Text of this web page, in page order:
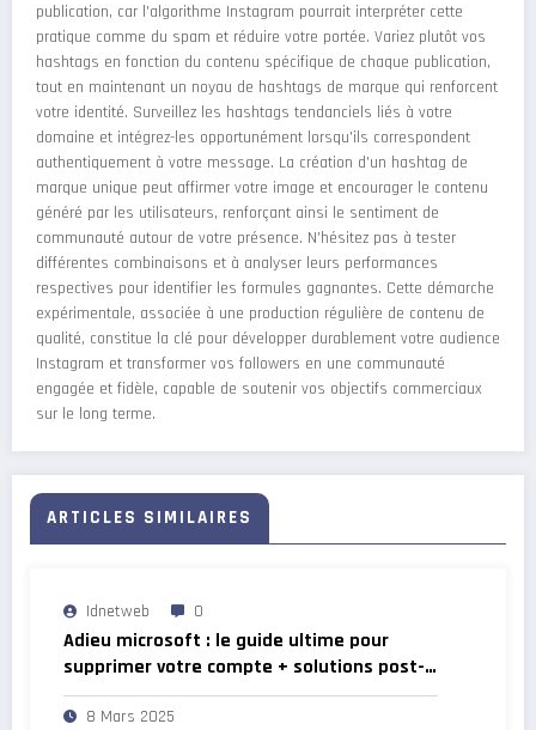
publication, car l'algorithme Instagram pourrait interpréter cette
pratique comme du spam et réduire votre portée. Variez plutôt vos
hashtags en fonction du contenu spécifique de chaque publication,
tout en maintenant un noyau de hashtags de marque qui renforcent
votre identité. Surveillez les hashtags tendanciels liés à votre
domaine et intégrez-les opportunément lorsqu'ils correspondent
authentiquement à votre message. La création d'un hashtag de
marque unique peut affirmer votre image et encourager le contenu
généré par les utilisateurs, renforçant ainsi le sentiment de
communauté autour de votre présence. N'hésitez pas à tester
différentes combinaisons et à analyser leurs performances
respectives pour identifier les formules gagnantes. Cette démarche
expérimentale, associée à une production régulière de contenu de
qualité, constitue la clé pour développer durablement votre audience
Instagram et transformer vos followers en une communauté
engagée et fidèle, capable de soutenir vos objectifs commerciaux
sur le long terme.
ARTICLES SIMILAIRES
Idnetweb 0
Adieu microsoft : le guide ultime pour
supprimer votre compte + solutions post-
suppression
8 Mars 2025